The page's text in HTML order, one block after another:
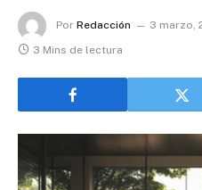
Por Redacción 3 marzo,
3 Mins de lectura